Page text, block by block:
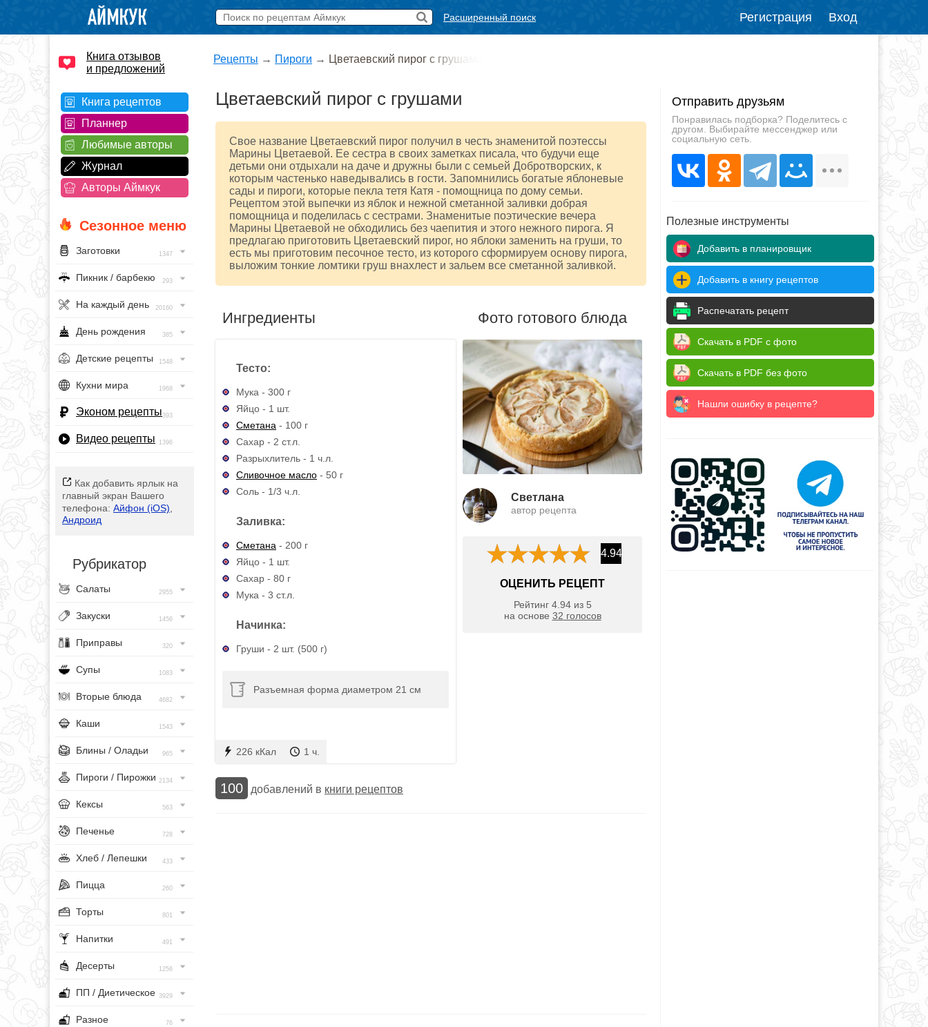
Расширенный поиск Регистрация Вход
Книга отзывов
и предложений
Книга рецептов
Планнер
Любимые авторы
Журнал
Авторы Аймкук
Сезонное меню
Заготовки 1347
Пикник / барбекю 293
На каждый день 20160
День рождения 385
Детские рецепты 1548
Кухни мира 1968
Эконом рецепты393
Видео рецепты 1396
Как добавить ярлык на
главный экран Вашего
телефона: Айфон (iOS)
Андроид
Рубрикатор
Салаты 2955
Закуски 1456
Приправы 320
Супы 1083
Вторые блюда 4682
Каши 1543
Блины / Оладьи 965
Пироги / Пирожки 2134
Кексы 563
Печенье 728
Хлеб / Лепешки 433
Пицца 260
Торты 801
Напитки 491
Десерты 1256
ПП / Диетическое 3929
Разное 76
Рецепты → Пироги → Цветаевский пирог с грушами
Цветаевский пирог с грушами
Свое название Цветаевский пирог получил в честь знаменитой поэтессы
Марины Цветаевой. Ее сестра в своих заметках писала, что будучи еще
детьми они отдыхали на даче и дружны были с семьей Добротворских, к
которым частенько наведывались в гости. Запомнились богатые яблоневые
сады и пироги, которые пекла тетя Катя - помощница по дому семьи.
Рецептом этой выпечки из яблок и нежной сметанной заливки добрая
помощница и поделилась с сестрами. Знаменитые поэтические вечера
Марины Цветаевой не обходились без чаепития и этого нежного пирога. Я
предлагаю приготовить Цветаевский пирог, но яблоки заменить на груши, то
есть мы приготовим песочное тесто, из которого сформируем основу пирога,
выложим тонкие ломтики груш внахлест и зальем все сметанной заливкой.
Ингредиенты
Тесто:
Мука - 300 г
Яйцо - 1 шт.
Сметана - 100 г
Сахар - 2 ст.л.
Разрыхлитель - 1 ч.л.
Сливочное масло - 50 г
Соль - 1/3 ч.л.
Заливка:
Сметана - 200 г
Яйцо - 1 шт.
Сахар - 80 г
Мука - 3 ст.л.
Начинка:
Груши - 2 шт. (500 г)
Разъемная форма диаметром 21 см
226 кКал 1 ч.
Фото готового блюда
Светлана
автор рецепта
4.94
ОЦЕНИТЬ РЕЦЕПТ
Рейтинг 4.94из 5
на основе 32 голосов
100 добавлений в книги рецептов
Отправить друзьям
Понравилась подборка? Поделитесь с
другом. Выбирайте мессенджер или
социальную сеть.
Полезные инструменты
Добавить в планировщик
Добавить в книгу рецептов
Распечатать рецепт
Скачать в PDF с фото
Скачать в PDF без фото
Нашли ошибку в рецепте?